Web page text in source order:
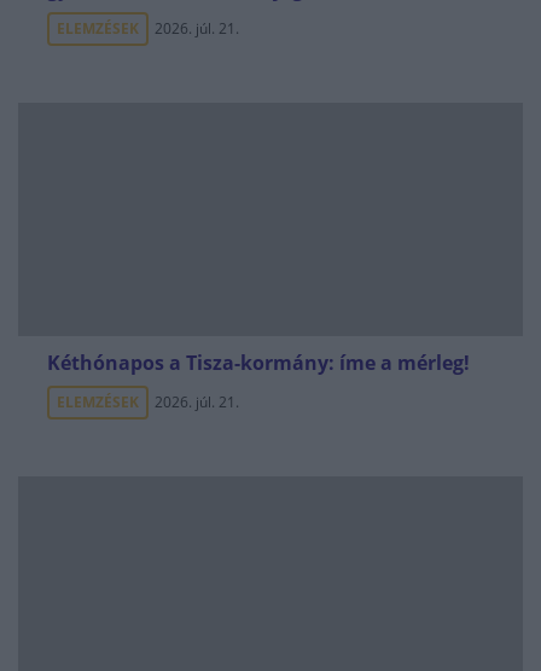
ELEMZÉSEK 2026. júl. 21.
Kéthónapos a Tisza-kormány: íme a mérleg!
ELEMZÉSEK 2026. júl. 21.